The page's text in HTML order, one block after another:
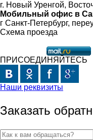
г. Новый Уренгой,
Мобильный офис в
г Санкт-Петербург,
Схема проезда
ПРИСОЕДИНЯЙТЕСЬ
Наши реквизиты
Заказать